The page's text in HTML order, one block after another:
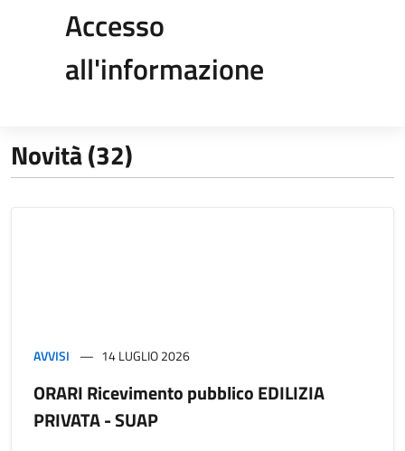
Accesso
all'informazione
Novità (32)
AVVISI 14 LUGLIO 2026
ORARI Ricevimento pubblico EDILIZIA
PRIVATA - SUAP